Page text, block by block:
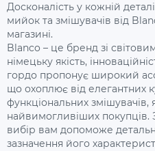
Досконалість у кожній
мийок та змішувачів від
магазині.
Blanco – це бренд зі
німецьку якість,
гордо пропонує широкий
що охоплює від елегантних
функціональних змішувачів,
найвимогливіших
вибір вам допоможе
зазначення його